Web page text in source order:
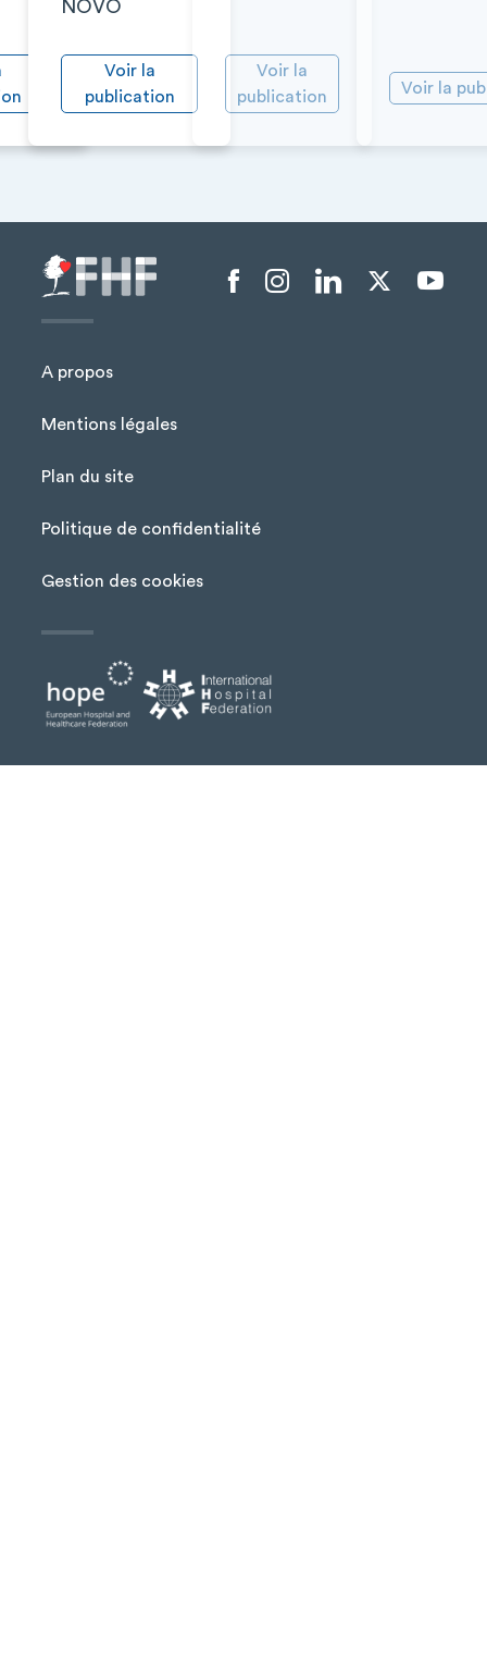
NOVO
Voir la
publication
Voir la
publication
Voir la
Menu Pied de page
A propos
Mentions légales
Plan du site
Politique de confidentialité
Gestion des cookies
Menu liens sociaux